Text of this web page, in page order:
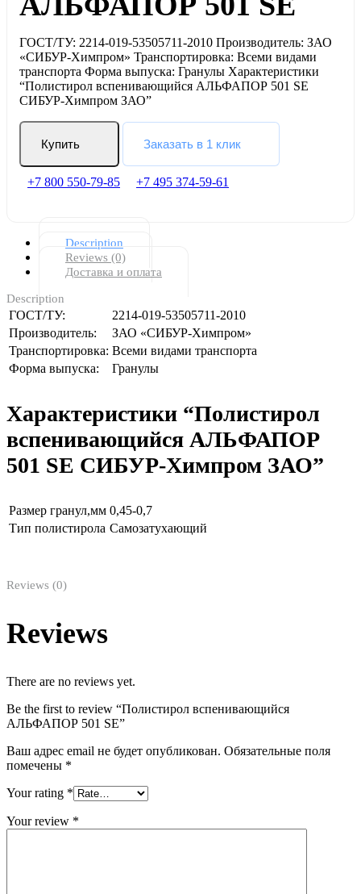
ГОСТ/ТУ: 2214-019-53505711-2010 Производитель: ЗАО
«СИБУР-Химпром» Транспортировка: Всеми видами
транспорта Форма выпуска: Гранулы Характеристики
“Полистирол вспенивающийся АЛЬФАПОР 501 SE
СИБУР-Химпром ЗАО”
Купить Заказать в 1 клик
+7 800 550-79-85 +7 495 374-59-61
Description
Reviews (0)
Доставка и оплата
Description
ГОСТ/ТУ:
2214-019-53505711-2010
Производитель:
ЗАО «СИБУР-Химпром»
Транспортировка: Всеми видами транспорта
Форма выпуска:
Гранулы
Характеристики “Полистирол
вспенивающийся АЛЬФАПОР
501 SE СИБУР-Химпром ЗАО”
Размер гранул,мм 0,45-0,7
Тип полистирола Самозатухающий
Reviews (0)
Reviews
There are no reviews yet.
Be the first to review “Полистирол вспенивающийся
АЛЬФАПОР 501 SE”
Ваш адрес email не будет опубликован. Обязательные поля
помечены *
Your rating *
Your review *